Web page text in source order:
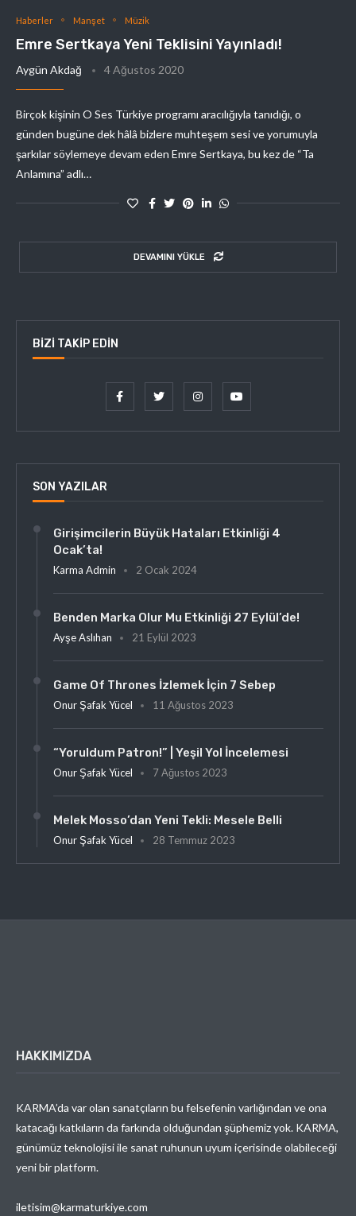
Haberler Manşet Müzik
Emre Sertkaya Yeni Teklisini Yayınladı!
Aygün Akdağ 4 Ağustos 2020
Birçok kişinin O Ses Türkiye programı aracılığıyla tanıdığı, o
günden bugüne dek hâlâ bizlere muhteşem sesi ve yorumuyla
şarkılar söylemeye devam eden Emre Sertkaya, bu kez de “Ta
Anlamına” adlı…
DEVAMINI YÜKLE
BIZI TAKIP EDIN
SON YAZILAR
Girişimcilerin Büyük Hataları Etkinliği 4
Ocak’ta!
Karma Admin 2 Ocak 2024
Benden Marka Olur Mu Etkinliği 27 Eylül’de!
Ayşe Aslıhan 21 Eylül 2023
Game Of Thrones İzlemek İçin 7 Sebep
Onur Şafak Yücel 11 Ağustos 2023
“Yoruldum Patron!” | Yeşil Yol İncelemesi
Onur Şafak Yücel 7 Ağustos 2023
Melek Mosso’dan Yeni Tekli: Mesele Belli
Onur Şafak Yücel 28 Temmuz 2023
HAKKIMIZDA
KARMA’da var olan sanatçıların bu felsefenin varlığından ve ona
katacağı katkıların da farkında olduğundan şüphemiz yok. KARMA,
günümüz teknolojisi ile sanat ruhunun uyum içerisinde olabileceği
yeni bir platform.
iletisim@karmaturkiye.com